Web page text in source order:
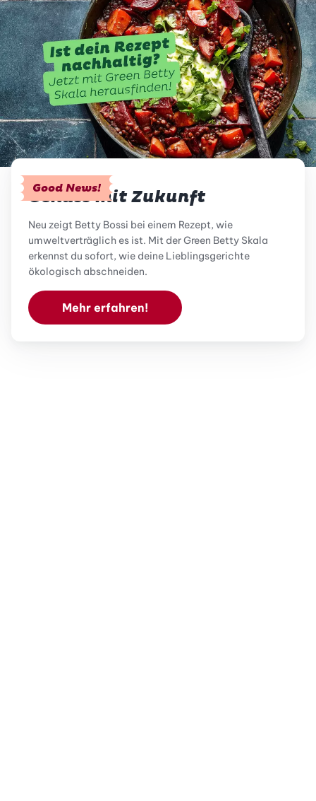
Good News!
Genuss mit Zukunft
Neu zeigt Betty Bossi bei einem Rezept, wie
umweltverträglich es ist. Mit der Green Betty Skala
erkennst du sofort, wie deine Lieblingsgerichte
ökologisch abschneiden.
Mehr erfahren!